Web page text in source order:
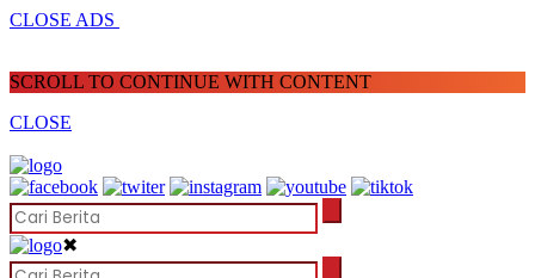
CLOSE ADS
SCROLL TO CONTINUE WITH CONTENT
CLOSE
✖